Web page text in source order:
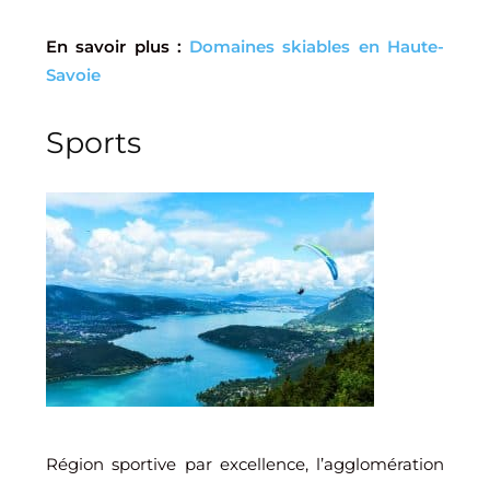
En savoir plus : Domaines skiables en Haute-
Savoie
Sports
Région sportive par excellence, l’agglomération